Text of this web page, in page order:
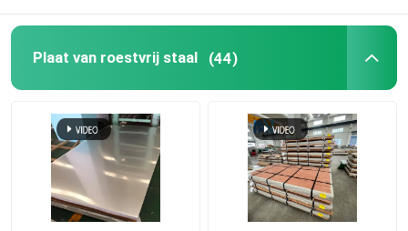
Aluminiumrol
Aluminium om Staaf
aluminium om buis
Plaat van roestvrij staal (44)